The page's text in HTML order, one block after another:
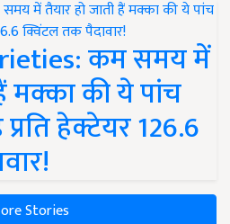
कम समय में
मक्का की ये पांच
हेक्टेयर 126.6
Stories